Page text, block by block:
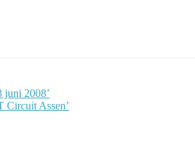
juni 2008’
Circuit Assen’